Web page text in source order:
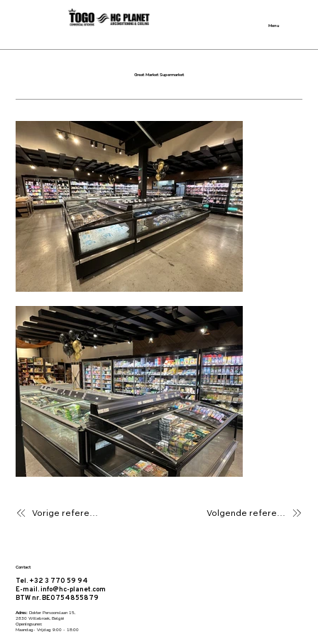
Menu
Great Market Supermarket
Volgende referentie
Vorige referentie
Adres: Dokter Persoonslaan 15,
2830 Willebroek, België
Openingsuren:
Maandag- Vrijdag 9:00 - 18:00
Tel. +32 3 770 59 94
E-mail. info@hc-planet.com
BTW nr. BE0754855879
Contact